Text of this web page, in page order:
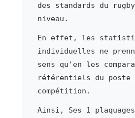
des standards du
niveau.
En effet, les
individuelles ne
sens qu'en les
référentiels du
compétition.
Ainsi, Ses 1